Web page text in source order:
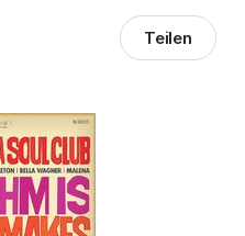
Teilen